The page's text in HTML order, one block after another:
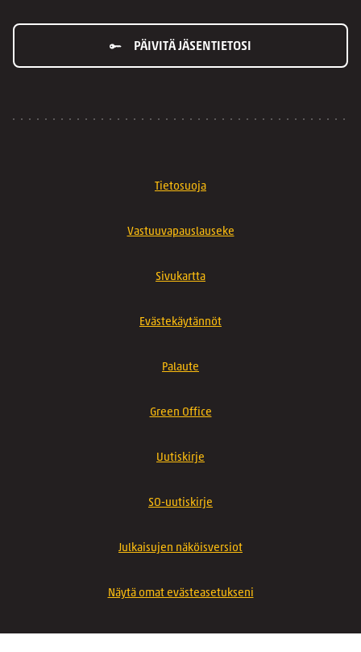
PÄIVITÄ JÄSENTIETOSI
Tietosuoja
Vastuuvapauslauseke
Sivukartta
Evästekäytännöt
Palaute
Green Office
Uutiskirje
SO-uutiskirje
Julkaisujen näköisversiot
Näytä omat evästeasetukseni